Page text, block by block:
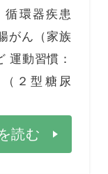
循環器疾患
がん（家族
運動習慣：
２型糖尿
読む